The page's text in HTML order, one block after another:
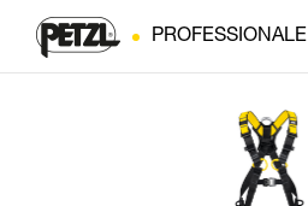
PROFESSIONALE